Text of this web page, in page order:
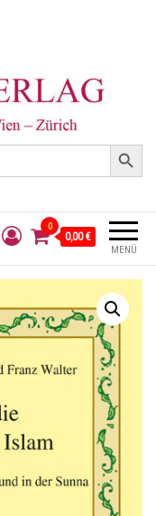
Search Button
MENÜ
0
0,00 €